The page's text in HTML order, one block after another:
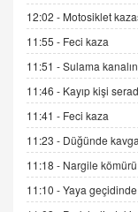
DR.
AV.
12:02 - Motosiklet
11:55 - Feci kaza
11:51 -Sulama
11:46 - Kayıp kişi
11:41 - Feci kaza
11:23 - Düğünde
11:18 - Nargile
11:10 -Yaya